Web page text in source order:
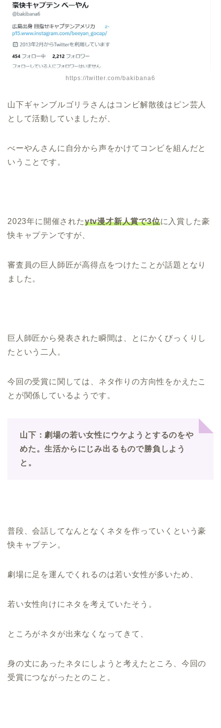
https://twitter.com/bakibana6
山下ギャンブルゴリラさんはコンビ解散後はピン芸人
として活動していましたが、
べーやんさんに自分から声をかけてコンビを組んだと
いうことです。
2023年に開催されたytv漫才新人賞で3位に入賞した豪
快キャプテンですが、
審査員の巨人師匠が高得点をつけたことが話題となり
ました。
巨人師匠から発表された瞬間は、とにかくびっくりし
たという二人。
今回の受賞に関しては、ネタ作りの方向性をかえたこ
とが関係しているようです。
山下：劇場の若い女性にウケようとするのをや
めた。生活からにじみ出るもので勝負しよう
と。
普段、会話してなんとなくネタを作っていくという豪
快キャプテン。
劇場に足を運んでくれるのは若い女性が多いため、
若い女性向けにネタを考えていたそう。
ところがネタが出来なくなってきて、
身の丈にあったネタにしようと考えたところ、今回の
受賞につながったとのこと。